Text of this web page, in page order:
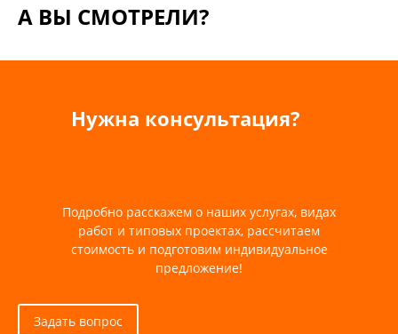
А ВЫ СМОТРЕЛИ?
Нужна консультация?
Подробно расскажем о наших услугах, видах
работ и типовых проектах, рассчитаем
стоимость и подготовим индивидуальное
предложение!
Задать вопрос